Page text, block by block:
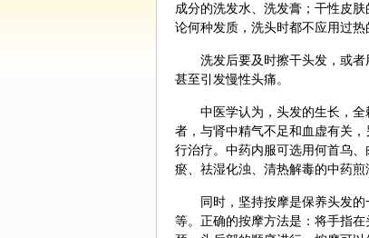
成分的洗发水、洗发膏；干性皮
论何种发质，洗头时都不应用过热
洗发后要及时擦干头发，或
甚至引发慢性头痛。
中医学认为，头发的生长，
者，与肾中精气不足和血虚有关
行治疗。中药内服可选用何首乌
瘀、祛湿化浊、清热解毒的中药煎
同时，坚持按摩是保养头发
等。正确的按摩方法是：将手指